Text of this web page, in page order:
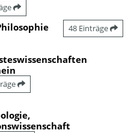
48 Einträge